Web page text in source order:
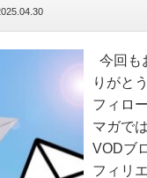
今回も
りがと
フィロ
マガで
VODブ
フィリ